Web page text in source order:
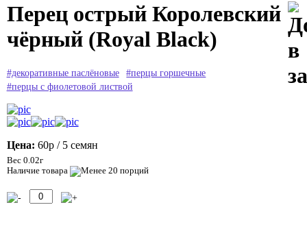
Перец острый Королевский
чёрный (Royal Black)
#декоративные паслёновые
#перцы горшечные
#перцы с фиолетовой листвой
Цена: 60р / 5 семян
Вес 0.02г
Наличие товара